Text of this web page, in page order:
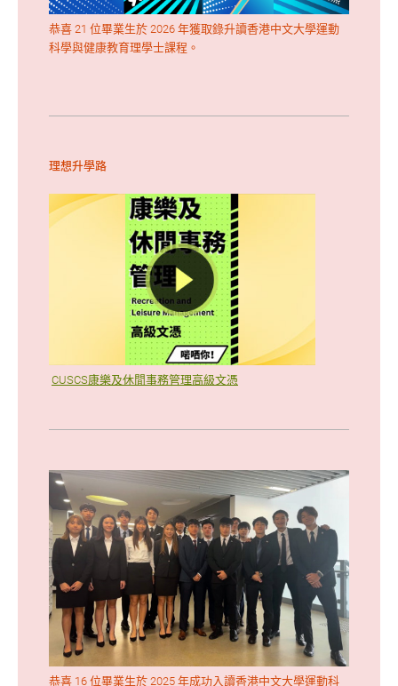
恭喜 21 位畢業生於 2026 年獲取錄升讀香港中文大學運動
科學與健康教育理學士課程。
理想升學路
CUSCS康樂及休閒事務管理高級文憑
恭喜 16 位畢業生於 2025 年成功入讀香港中文大學運動科